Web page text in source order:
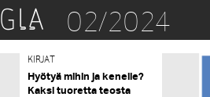
02/2024
KIRJAT
Hyötyä mihin ja kenelle?
Kaksi tuoretta teosta